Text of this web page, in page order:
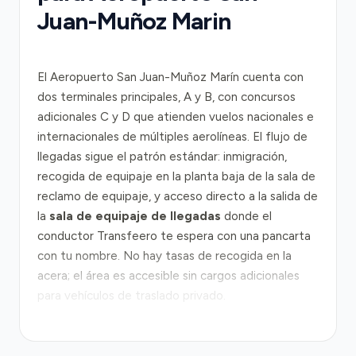
Juan-Muñoz Marin
El Aeropuerto San Juan-Muñoz Marín cuenta con
dos terminales principales, A y B, con concursos
adicionales C y D que atienden vuelos nacionales e
internacionales de múltiples aerolíneas. El flujo de
llegadas sigue el patrón estándar: inmigración,
recogida de equipaje en la planta baja de la sala de
reclamo de equipaje, y acceso directo a la salida de
la sala de equipaje de llegadas donde el
conductor Transfeero te espera con una pancarta
con tu nombre. No hay tasas de recogida en la
acera; el área es accesible sin cargos adicionales
para vehículos de traslado privado.